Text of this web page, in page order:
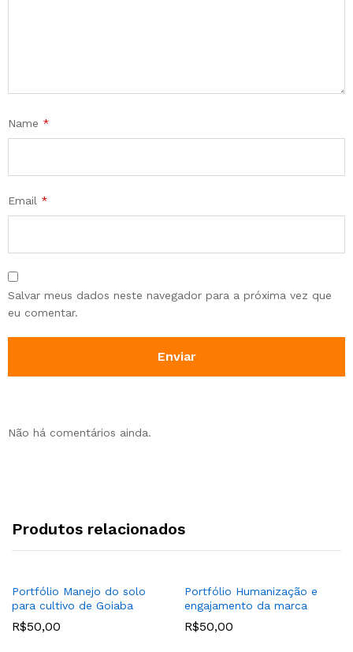
Name *
Email *
Salvar meus dados neste navegador para a próxima vez que
eu comentar.
Não há comentários ainda.
Produtos relacionados
Portfólio Manejo do solo
para cultivo de Goiaba
R$50,00
Portfólio Humanização e
engajamento da marca
R$50,00